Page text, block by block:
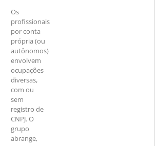
Os
profissionais
por conta
própria (ou
autônomos)
envolvem
ocupações
diversas,
com ou
sem
registro de
CNPJ. O
grupo
abrange,